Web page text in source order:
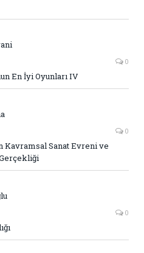
0
En İyi Oyunları IV
0
Kavramsal Sanat Evreni ve
0